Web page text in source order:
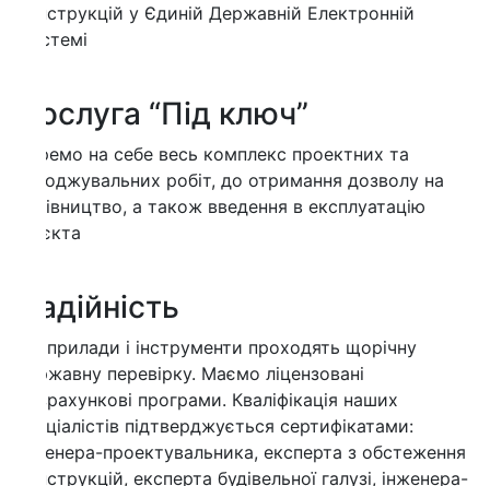
у Єдиній Державній Електронній
“Під ключ”
на себе весь комплекс проектних та
робіт, до отримання дозволу на
а також введення в експлуатацію
прилади і інструменти проходять щорічну
перевірку. Маємо ліцензовані
програми. Кваліфікація наших
підтверджується сертифікатами:
проектувальника, експерта з обстеження
експерта будівельної галузі, інженера-